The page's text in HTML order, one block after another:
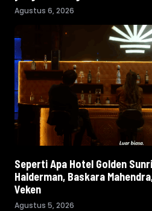
Agustus 6, 2026
Seperti Apa Hotel Golden
Halderman, Baskara
Veken
Agustus 5, 2026